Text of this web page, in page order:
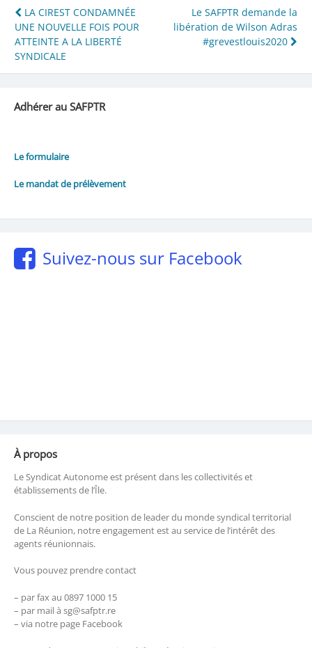
Navigation
de
l’article
LA CIREST CONDAMNÉE
UNE NOUVELLE FOIS POUR
ATTEINTE A LA LIBERTÉ
SYNDICALE
Le SAFPTR demande la
libération de Wilson Adras
#grevestlouis2020
Adhérer au SAFPTR
Le formulaire
Le mandat de prélèvement
Suivez-nous sur Facebook
À propos
Le Syndicat Autonome est présent dans les collectivités et
établissements de l’Île.
Conscient de notre position de leader du monde syndical territorial
de La Réunion, notre engagement est au service de l’intérêt des
agents réunionnais.
Vous pouvez prendre contact
– par fax au 0897 1000 15
– par mail à sg@safptr.re
– via notre page Facebook